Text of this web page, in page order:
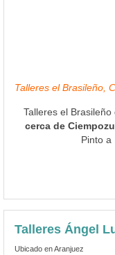
Talleres el Brasileño,
Talleres el Brasileño
cerca de
Pinto a
Talleres Ángel
Ubicado en Aranjuez